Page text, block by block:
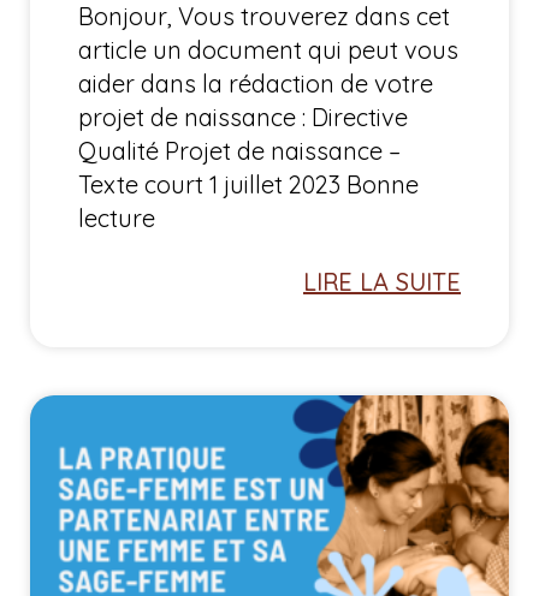
Bonjour, Vous trouverez dans cet
article un document qui peut vous
aider dans la rédaction de votre
projet de naissance : Directive
Qualité Projet de naissance –
Texte court 1 juillet 2023 Bonne
lecture
LIRE LA SUITE